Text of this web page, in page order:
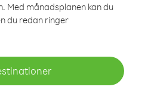
Med månadsplanen kan du
du redan ringer